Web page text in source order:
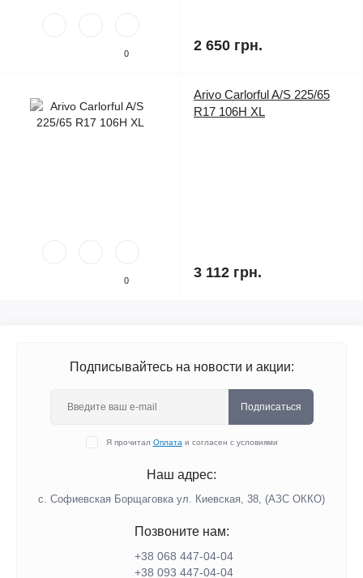
0 2 650 грн.
0
Arivo Carlorful A/S 225/65
R17 106H XL
3 112 грн.
Подписывайтесь на новости и акции:
Подписаться
Я прочитал Оплата и согласен с условиями
Наш адрес:
с. Софиевская Борщаговка ул. Киевская, 38, (АЗС ОККО)
Позвоните нам:
+38 068 447-04-04
+38 093 447-04-04